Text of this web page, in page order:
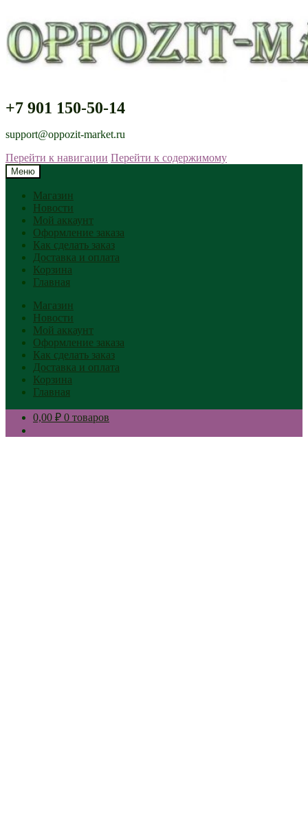
+7 901 150-50-14
support@oppozit-market.ru
Перейти к навигации Перейти к содержимому
Меню
Магазин
Новости
Мой аккаунт
Оформление заказа
Как сделать заказ
Доставка и оплата
Корзина
Главная
Магазин
Новости
Мой аккаунт
Оформление заказа
Как сделать заказ
Доставка и оплата
Корзина
Главная
0,00 ₽ 0 товаров